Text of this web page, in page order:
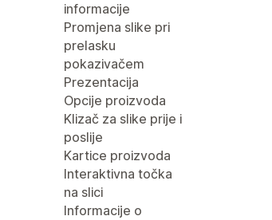
informacije
Promjena slike pri
prelasku
pokazivačem
Prezentacija
Opcije proizvoda
Klizač za slike prije i
poslije
Kartice proizvoda
Interaktivna točka
na slici
Informacije o